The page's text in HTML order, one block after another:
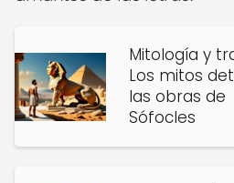
Mitología y
Los mitos
las obras de
Sófocles